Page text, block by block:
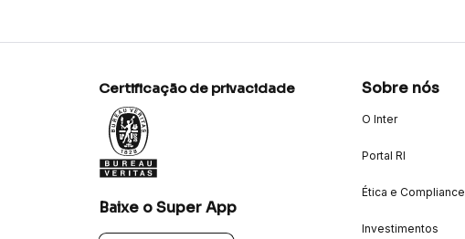
Certificação de privacidade
Baixe o Super App
Sobre nós
O Inter
Portal RI
Ética e Compliance
Investimentos